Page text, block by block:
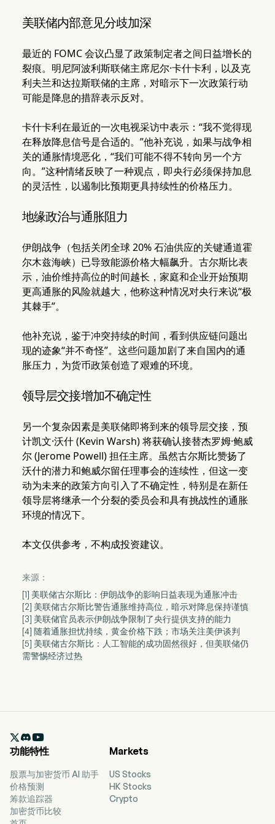
美联储内部意见分歧加深
最近的 FOMC 会议凸显了政策制定者之间日益增长的
裂痕。明尼阿波利斯联储主席尼尔·卡什卡利，以及克
利夫兰和达拉斯联储的主席，对暗示下一次政策行动
可能是降息的措辞表示反对。
卡什卡利在最近的一次电视采访中表示：“我不觉得现
在释放降息信号是合适的。”他补充说，如果与战争相
关的通胀情境恶化，“我们可能不得不转向另一个方
向。”这种情绪反映了一种观点，即央行必须保持加息
的灵活性，以遏制比预期更具持续性的价格压力。
地缘政治与通胀阻力
伊朗战争（包括关闭全球 20% 石油供应的关键通道霍
尔木兹海峡）已导致能源价格大幅飙升。古尔斯比表
示，油价维持高位的时间越长，家庭和企业开始预期
更高通胀的风险就越大，他称这种情况对央行来说“极
其棘手”。
他补充说，鉴于冲突持续的时间，看到供应链问题出
现的迹象“并不奇怪”。这些问题加剧了来自国内的通
胀压力，为货币政策创造了艰难的环境。
领导层交接增加不确定性
另一个复杂因素是美联储即将到来的领导层交接，预
计凯文·沃什 (Kevin Warsh) 将获确认接替杰罗姆·鲍威
尔 (Jerome Powell) 担任主席。虽然古尔斯比赞扬了
沃什的潜力和鲍威尔留任理事会的连续性，但这一变
动为未来的政策方向引入了不确定性，特别是在新任
领导层将继承一个分裂的委员会和具有挑战性的通胀
环境的情况下。
本文仅供参考，不构成投资建议。
来源：
[1] 美联储古尔斯比：伊朗战争的影响日益表现为通胀冲击
[2] 美联储古尔斯比警告通胀维持高位，暗示对降息保持谨慎
[3] 美联储官员表示伊朗战争限制了央行提供支持的能力
[4] 随着通胀担忧持续，黄金价格下跌；市场关注美伊谈判
[5] 美联储古尔斯比：人工智能的成功固然很好，但美联储仍
需警惕经济过热

功能特性
股票与加密货币 AI 助手
价格预测
筹款追踪器
加密货币比较
Markets
US Stocks
HK Stocks
Crypto